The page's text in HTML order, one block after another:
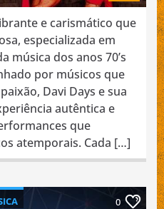
e carismático que
especializada em
música dos anos 70’s
por músicos que
Davi Days e sua
autêntica e
que
atemporais. Cada […]
0